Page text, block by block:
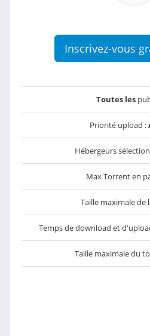
Inscrivez-vous
Toutes les
Priorité upload :
Hébergeurs
Max Torrent en
Taille maximale de
Temps de download et
Taille maximale du